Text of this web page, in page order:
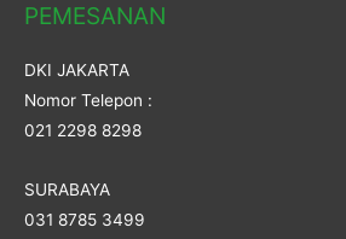
PEMESANAN
DKI JAKARTA
Nomor Telepon :
021 2298 8298
SURABAYA
031 8785 3499